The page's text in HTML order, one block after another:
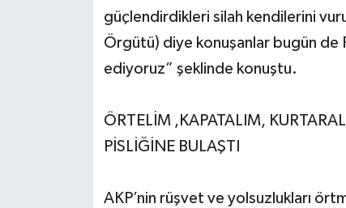
güçlendirdikleri silah kendilerini
Örgütü) diye konuşanlar bugün de
ediyoruz” şeklinde konuştu.
ÖRTELİM ,KAPATALIM,
PİSLİĞİNE BULAŞTI
AKP’nin rüşvet ve yolsuzlukları